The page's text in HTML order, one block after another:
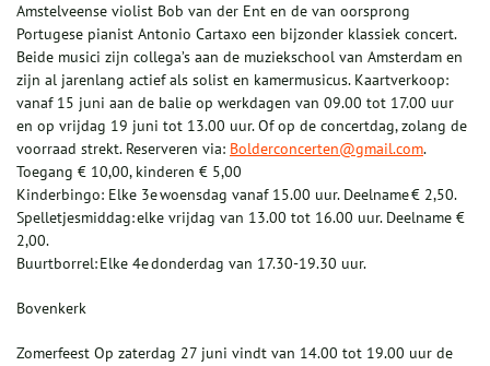
Amstelveense violist Bob van der Ent en de van oorsprong
Portugese pianist Antonio Cartaxo een bijzonder klassiek concert.
Beide musici zijn collega’s aan de muziekschool van Amsterdam en
zijn al jarenlang actief als solist en kamermusicus. Kaartverkoop:
vanaf 15 juni aan de balie op werkdagen van 09.00 tot 17.00 uur
en op vrijdag 19 juni tot 13.00 uur. Of op de concertdag, zolang de
voorraad strekt. Reserveren via: Bolderconcerten@gmail.com.
Toegang € 10,00, kinderen € 5,00
Kinderbingo: Elke 3e woensdag vanaf 15.00 uur. Deelname € 2,50.
Spelletjesmiddag: elke vrijdag van 13.00 tot 16.00 uur. Deelname €
2,00.
Buurtborrel: Elke 4e donderdag van 17.30-19.30 uur.
Bovenkerk
Zomerfeest Op zaterdag 27 juni vindt van 14.00 tot 19.00 uur de